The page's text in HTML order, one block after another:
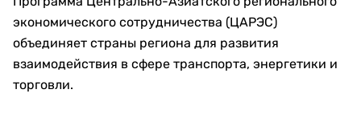
экономического сотрудничества (ЦАРЭС)
объединяет страны региона для развития
взаимодействия в сфере транспорта, энергетики и
торговли.